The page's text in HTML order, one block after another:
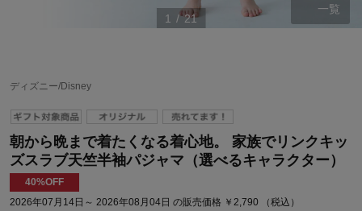
1 / 21
一覧
ディズニー/Disney
朝から晩まで着たくなる着心地。 家族でリンクキッ
ズスラブ天竺半袖パジャマ（選べるキャラクター）
40%OFF
2026年07月14日～ 2026年08月04日 の販売価格 ￥2,790 （税込）